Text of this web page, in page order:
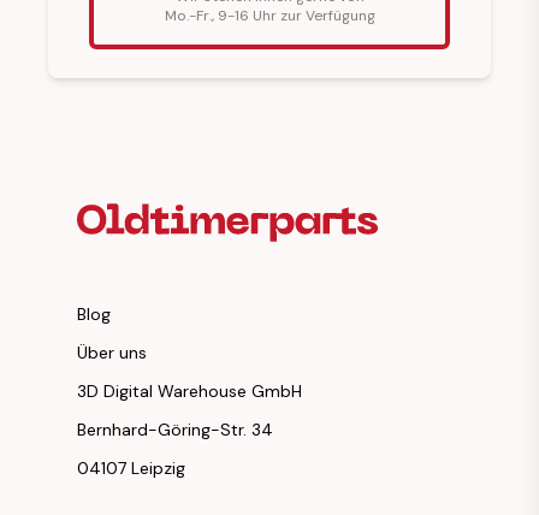
Mo.-Fr., 9-16 Uhr zur Verfügung
Blog
Über uns
3D Digital Warehouse GmbH
Bernhard-Göring-Str. 34
04107 Leipzig